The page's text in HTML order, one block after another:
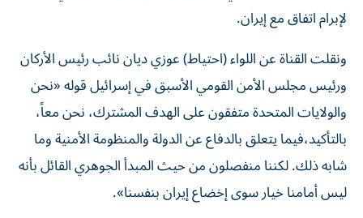
لإبرام اتفاق مع إيران.
ونقلت القناة عن اللواء (احتياط) عوزي ديان نائب رئيس الأركان
ورئيس مجلس الأمن القومي الأسبق في إسرائيل قوله «نحن
والولايات المتحدة متفقون على الهدف المشترك، نحن معاً،
بالتأكيد،فيما يتعلق بالدفاع عن الدولة والمنظومة الأمنية وما
شابه ذلك. لكننا منفصلون من حيث المبدأ الجوهري القائل بأنه
ليس أمامنا خيار سوى إخضاع إيران بنفسنا».